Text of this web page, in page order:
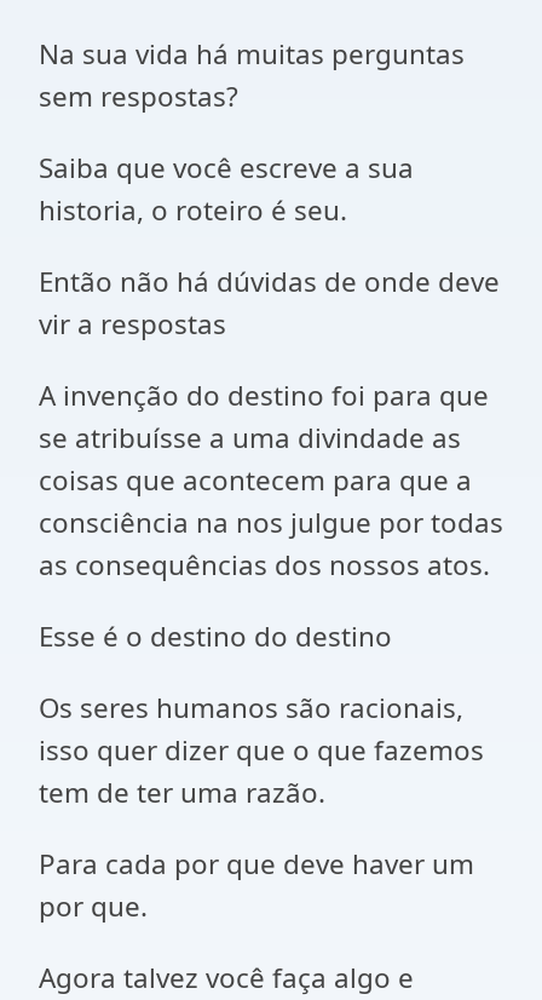
Na sua vida há muitas perguntas
sem respostas?
Saiba que você escreve a sua
historia, o roteiro é seu.
Então não há dúvidas de onde deve
vir a respostas
A invenção do destino foi para que
se atribuísse a uma divindade as
coisas que acontecem para que a
consciência na nos julgue por todas
as consequências dos nossos atos.
Esse é o destino do destino
Os seres humanos são racionais,
isso quer dizer que o que fazemos
tem de ter uma razão.
Para cada por que deve haver um
por que.
Agora talvez você faça algo e